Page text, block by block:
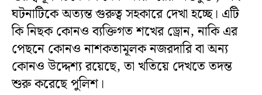
ঘটনাটিকে অত্যন্ত গুরুত্ব সহকারে দেখা হচ্ছে। এটি
কি নিছক কোনও ব্যক্তিগত শখের ড্রোন, নাকি এর
পেছনে কোনও নাশকতামূলক নজরদারি বা অন্য
কোনও উদ্দেশ্য রয়েছে, তা খতিয়ে দেখতে তদন্ত
শুরু করেছে পুলিশ।